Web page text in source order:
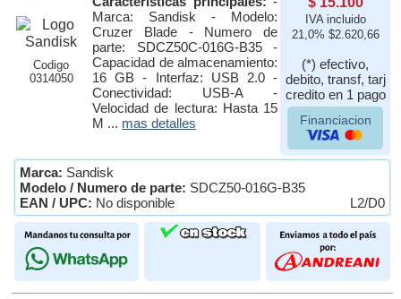
Codigo
0314050
Marca: Sandisk - Modelo:
Cruzer Blade - Numero de
parte: SDCZ50C-016G-B35 -
Capacidad de almacenamiento:
16 GB - Interfaz: USB 2.0 -
Conectividad: USB-A -
Velocidad de lectura: Hasta 15
M ... mas detalles
IVA incluido
21,0% $2.620,66
(*) efectivo,
debito, transf, tarj
credito en 1 pago
Financiacion
Marca: Sandisk
Modelo / Numero de parte: SDCZ50-016G-B35
EAN / UPC: No disponible L2/D0